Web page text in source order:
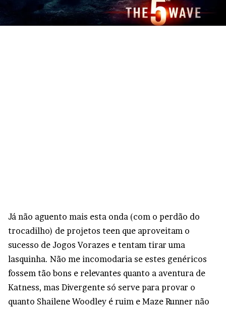
Já não aguento mais esta onda (com o perdão do
trocadilho) de projetos teen que aproveitam o
sucesso de Jogos Vorazes e tentam tirar uma
lasquinha. Não me incomodaria se estes genéricos
fossem tão bons e relevantes quanto a aventura de
Katness, mas Divergente só serve para provar o
quanto Shailene Woodley é ruim e Maze Runner não